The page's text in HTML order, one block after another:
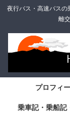
夜行バス・高速バスの
離
プロフィ
乗車記・乗船記